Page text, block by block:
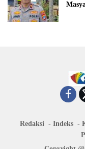
Redaksi Indeks